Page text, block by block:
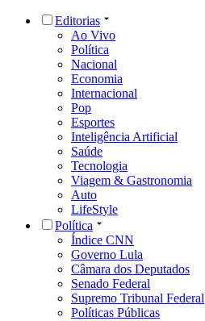
Editorias
Ao Vivo
Política
Nacional
Economia
Internacional
Pop
Esportes
Inteligência Artificial
Saúde
Tecnologia
Viagem & Gastronomia
Auto
LifeStyle
Política
Índice CNN
Governo Lula
Câmara dos Deputados
Senado Federal
Supremo Tribunal Federal
Políticas Públicas